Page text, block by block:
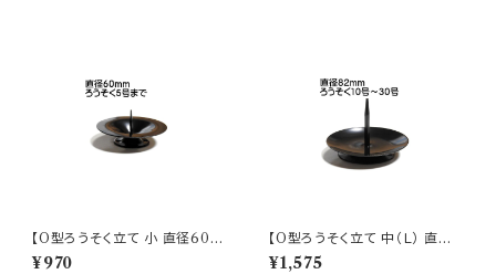
【O型ろうそく立て 小 直径60m
m】
¥970
【O型ろうそく立て 中（Ｌ） 直径8
2mm】
¥1,575